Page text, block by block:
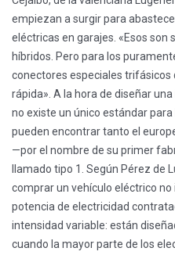
empiezan a surgir para
eléctricas en garajes. «Esos son
híbridos. Pero para los
conectores especiales
rápida». A la hora de diseñar
no existe un único estándar
pueden encontrar tanto el
—por el nombre de su primer
llamado tipo 1. Según Pérez de
comprar un vehículo eléctrico
potencia de electricidad
intensidad variable: están
cuando la mayor parte de los